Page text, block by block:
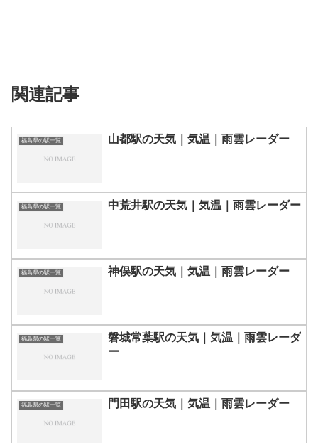
関連記事
福島県の駅一覧 山都駅の天気｜気温｜雨雲レーダー
福島県の駅一覧 中荒井駅の天気｜気温｜雨雲レーダー
福島県の駅一覧 神俣駅の天気｜気温｜雨雲レーダー
福島県の駅一覧
磐城常葉駅の天気｜気温｜雨雲レーダ
ー
福島県の駅一覧 門田駅の天気｜気温｜雨雲レーダー